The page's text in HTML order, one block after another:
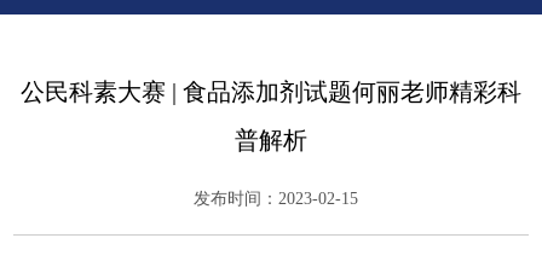
公民科素大赛 | 食品添加剂试题何丽老师精彩科
普解析
发布时间：2023-02-15